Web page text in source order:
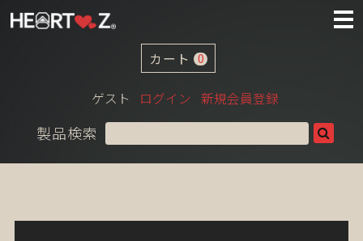
カート 0
ゲスト ログイン 新規会員登録
製品検索